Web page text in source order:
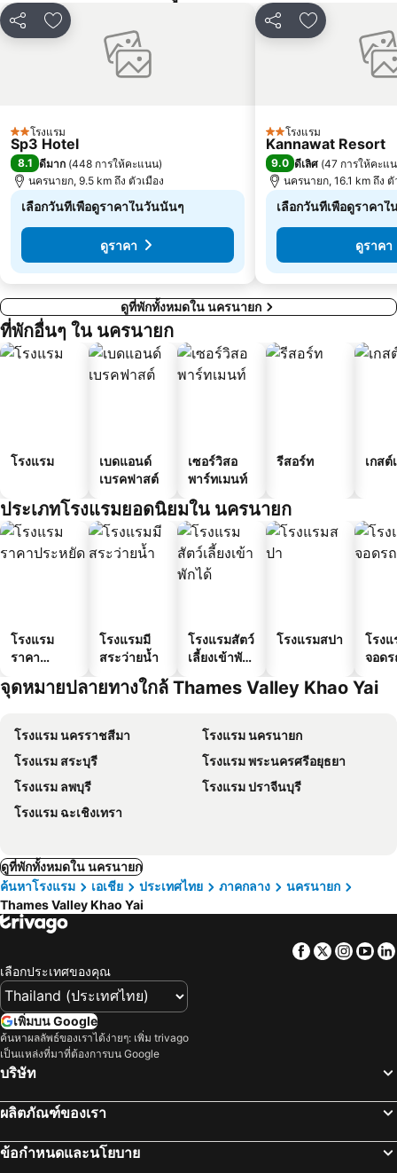
แชร์ เพิ่มในรายการโปรด
2 ดาวโรงแรม
Sp3 Hotel
8.1 ดีมาก (448 การให้คะแนน)
นครนายก, 9.5 km ถึง ตัวเมือง
เลือกวันที่เพื่อดูราคาในวันนั้นๆ
ดูราคา
แชร์ เพิ่มในรายกา
2 ดาวโรงแรม
Kannawat Resort
9.0 ดีเลิศ (47 การให้คะแ
นครนายก, 16.1 km ถึง ตั
เลือกวันที่เพื่อดูราคา
ดูราคา
ดูที่พักทั้งหมดใน นครนายก
ที่พักอื่นๆ ใน นครนายก
โรงแรม
เบดแอนด์
เบรคฟาสต์
เซอร์วิสอ
พาร์ทเมนท์
รีสอร์ท เกสต์
ประเภทโรงแรมยอดนิยมใน นครนายก
โรงแรม
ราคา
โรงแรมมี
สระว่ายน้ำ
โรงแรมสัตว์
เลี้ยงเข้าพัก
โรงแรมสปา
โรง
จอดร
จุดหมายปลายทางใกล้ Thames Valley Khao Yai
โรงแรม นครราชสีมา
โรงแรม นครนายก
โรงแรม สระบุรี
โรงแรม พระนครศรีอยุธยา
โรงแรม ลพบุรี
โรงแรม ปราจีนบุรี
โรงแรม ฉะเชิงเทรา
ดูที่พักทั้งหมดใน นครนายก
ค้นหาโรงแรม
เอเชีย ประเทศไทย ภาคกลาง
นครนายก
Thames Valley Khao Yai
Facebook
Twitter
เลือกประเทศของคุณ
เพิ่มบน Google
ค้นหาผลลัพธ์ของเราได้ง่ายๆ: เพิ่ม trivago
เป็นแหล่งที่มาที่ต้องการบน Google
บริษัท
ผลิตภัณฑ์ของเรา
ข้อกำหนดและนโยบาย